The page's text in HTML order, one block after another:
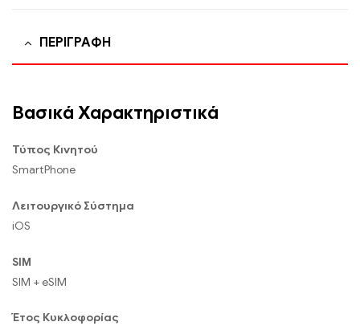
ΠΕΡΙΓΡΑΦΉ
Βασικά Χαρακτηριστικά
Τύπος Κινητού
SmartPhone
Λειτουργικό Σύστημα
iOS
SIM
SIM + eSIM
Έτος Κυκλοφορίας